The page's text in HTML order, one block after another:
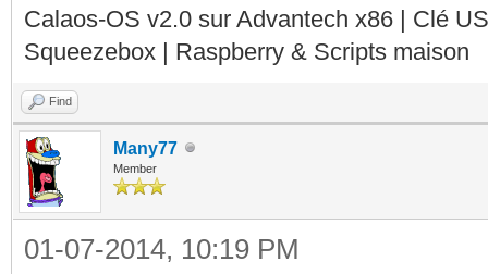
Calaos-OS v2.0 sur Advantech x86 | Clé
Squeezebox | Raspberry & Scripts maison
Find
Many77
Member
01-07-2014, 10:19 PM